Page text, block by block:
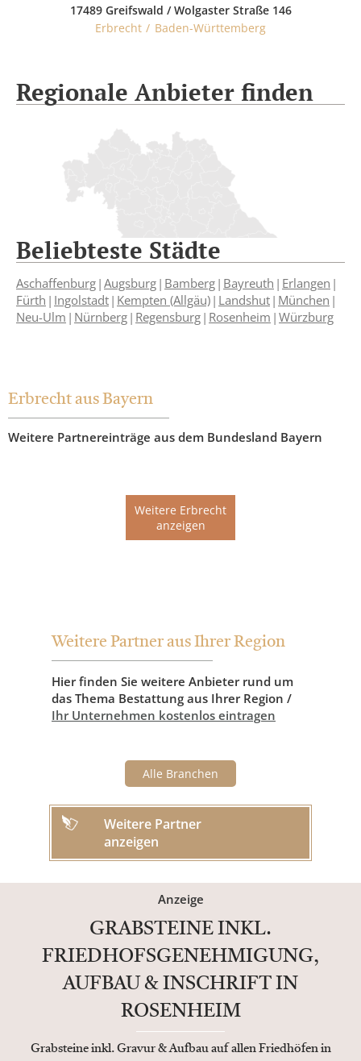
17489 Greifswald / Wolgaster Straße 146
Erbrecht
Baden-Württemberg
Regionale Anbieter finden
Beliebteste Städte
Aschaffenburg Augsburg Bamberg Bayreuth Erlangen
Fürth Ingolstadt Kempten (Allgäu) Landshut München
Neu-Ulm Nürnberg Regensburg Rosenheim Würzburg
Erbrecht aus Bayern
Weitere Partnereinträge aus dem Bundesland Bayern
Weitere Erbrecht
anzeigen
Weitere Partner aus Ihrer Region
Hier finden Sie weitere Anbieter rund um
das Thema Bestattung aus Ihrer Region /
Ihr Unternehmen kostenlos eintragen
Alle Branchen
Weitere Partner
anzeigen
Anzeige
GRABSTEINE INKL.
FRIEDHOFSGENEHMIGUNG,
AUFBAU & INSCHRIFT IN
ROSENHEIM
Grabsteine inkl. Gravur & Aufbau auf allen Friedhöfen in